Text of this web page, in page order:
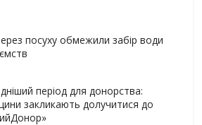
посуху обмежили забір води
період для донорства:
закликають долучитися до